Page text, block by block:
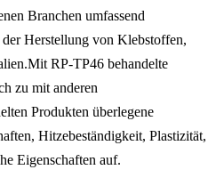
Branchen umfassend
der Herstellung von Klebstoffen,
RP-TP46 behandelte
zu mit anderen
Produkten überlegene
Hitzebeständigkeit, Plastizität,
Eigenschaften auf.